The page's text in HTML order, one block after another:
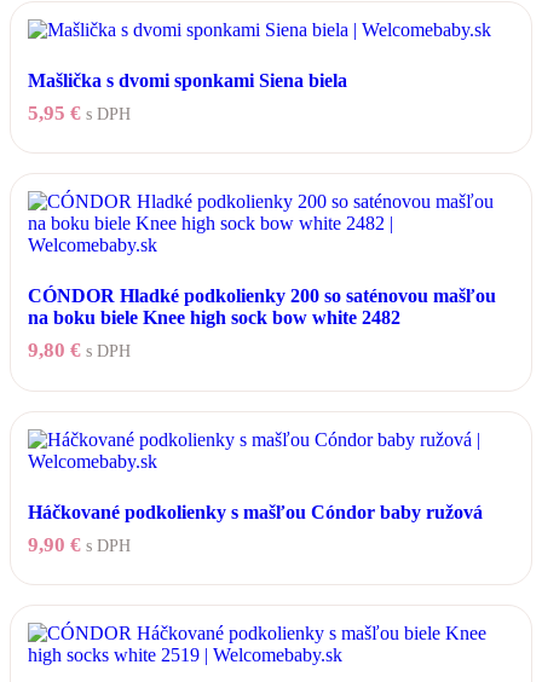
Mašlička s dvomi sponkami Siena biela
5,95 € s DPH
CÓNDOR Hladké podkolienky 200 so saténovou mašľou
na boku biele Knee high sock bow white 2482
9,80 € s DPH
má
viacero
variantov.
si
môžete
vybrať
na
stránke
produktu.
Háčkované podkolienky s mašľou Cóndor baby ružová
9,90 € s DPH
má
viacero
variantov.